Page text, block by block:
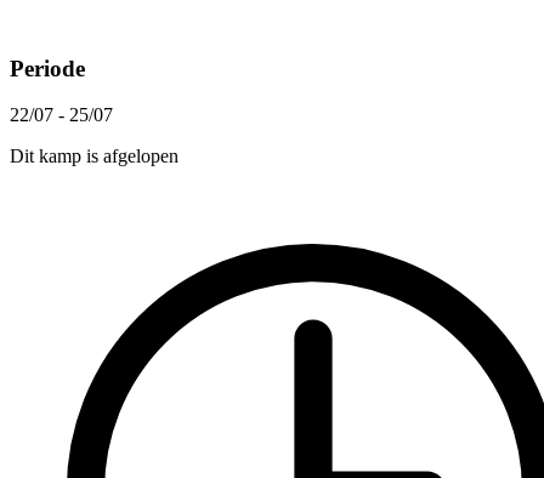
Periode
22/07 - 25/07
Dit kamp is afgelopen